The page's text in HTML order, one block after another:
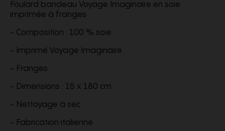
Foulard bandeau Voyage Imaginaire en soie
imprimée à franges
- Composition : 100 % soie
- Imprimé Voyage Imaginaire
- Franges
- Dimensions : 15 x 180 cm
- Nettoyage à sec
- Fabrication italienne